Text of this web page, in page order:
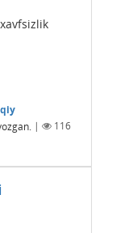
|
116